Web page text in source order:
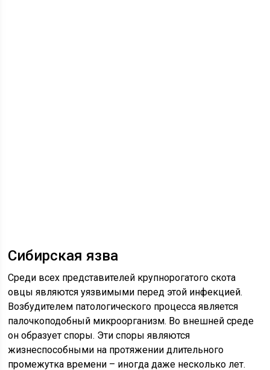
Сибирская язва
Среди всех представителей крупнорогатого скота
овцы являются уязвимыми перед этой инфекцией.
Возбудителем патологического процесса является
палочкоподобный микроорганизм. Во внешней среде
он образует споры. Эти споры являются
жизнеспособными на протяжении длительного
промежутка времени – иногда даже несколько лет.